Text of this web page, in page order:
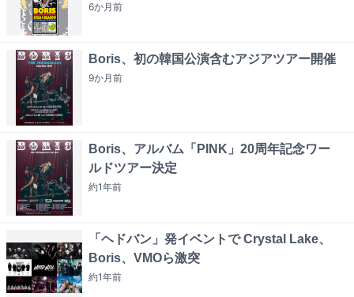
6か月前
Boris、初の韓国公演含むアジアツアー開催
9か月前
Boris、アルバム「PINK」20周年記念ワー
ルドツアー決定
約1年前
「ヘドバン」発イベントで Crystal Lake、
Boris、VMOら激突
約1年前